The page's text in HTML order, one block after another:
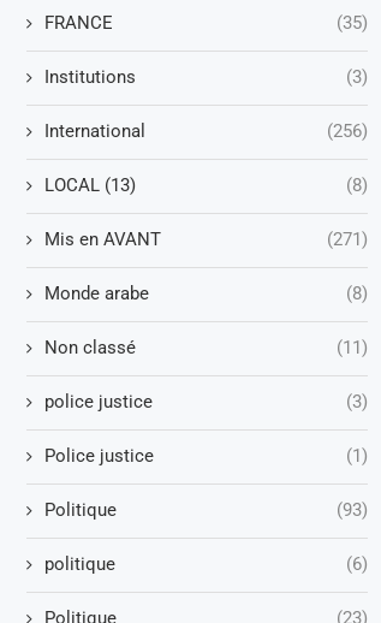
FRANCE (35)
Institutions (3)
International (256)
LOCAL (13) (8)
Mis en AVANT (271)
Monde arabe (8)
Non classé (11)
police justice (3)
Police justice (1)
Politique (93)
politique (6)
Politique (23)